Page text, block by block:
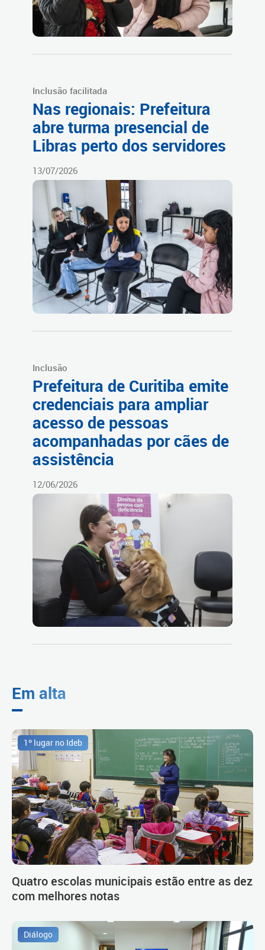
Inclusão facilitada
Nas regionais: Prefeitura
abre turma presencial de
Libras perto dos servidores
13/07/2026
Inclusão
Prefeitura de Curitiba emite
credenciais para ampliar
acesso de pessoas
acompanhadas por cães de
assistência
12/06/2026
Em alta
1º lugar no Ideb
Quatro escolas municipais estão entre as dez
com melhores notas
Diálogo